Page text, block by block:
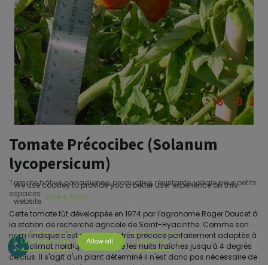
Tomate Précocibec (Solanum
lycopersicum)
Tomate hâtive canadienne, productive, résistante, idéale pour petits
espaces
Cette tomate fût développée en 1974 par l'agronome Roger Doucet à
la station de recherche agricole de Saint-Hyacinthe. Comme son
nom l'indique c'est une variété très précoce parfaitement adaptée à
notre climat nordique. Elle tolère les nuits fraîches jusqu'à 4 degrés
celcius. Il s'agit d'un plant déterminé il n'est donc pas nécessaire de
We use cookies to provide you a better user experience on this
website. Cookie Policy
Only essentials Allow all Customize